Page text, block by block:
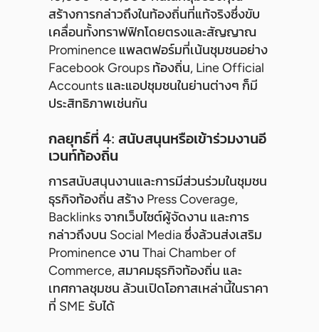
สร้างการกล่าวถึงในท้องถิ่นที่แท้จริงซึ่งขับ
เคลื่อนทั้งทราฟฟิกโดยตรงและสัญญาณ
Prominence แพลตฟอร์มที่เน้นชุมชนอย่าง
Facebook Groups ท้องถิ่น, Line Official
Accounts และแอปชุมชนในย่านต่างๆ ก็มี
ประสิทธิภาพเช่นกัน
กลยุทธ์ที่ 4: สนับสนุนหรือเข้าร่วมงานอี
เวนท์ท้องถิ่น
การสนับสนุนงานและการมีส่วนร่วมในชุมชน
ธุรกิจท้องถิ่น สร้าง Press Coverage,
Backlinks จากเว็บไซต์ผู้จัดงาน และการ
กล่าวถึงบน Social Media ซึ่งล้วนส่งเสริม
Prominence งาน Thai Chamber of
Commerce, สมาคมธุรกิจท้องถิ่น และ
เทศกาลชุมชน ล้วนเปิดโอกาสเหล่านี้ในราคา
ที่ SME รับได้